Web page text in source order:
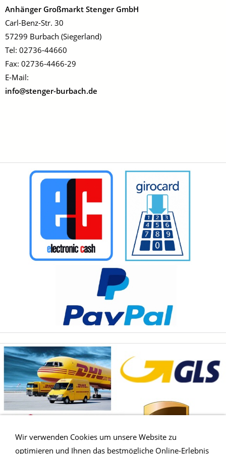
Anhänger Großmarkt Stenger GmbH
Carl-Benz-Str. 30
57299 Burbach (Siegerland)
Tel: 02736-44660
Fax: 02736-4466-29
E-Mail:
info@stenger-burbach.de
Wir verwenden Cookies um unsere Website zu
optimieren und Ihnen das bestmögliche Online-Erlebnis